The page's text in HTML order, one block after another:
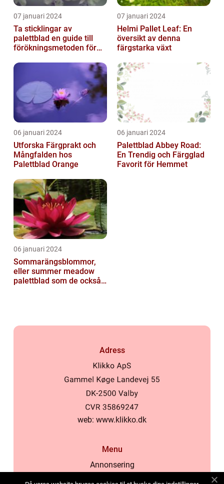
07 januari 2024
Ta sticklingar av
palettblad en guide till
förökningsmetoden för
07 januari 2024
Helmi Pallet Leaf: En
översikt av denna
färgstarka växt
06 januari 2024
Utforska Färgprakt och
Mångfalden hos
Palettblad Orange
06 januari 2024
Palettblad Abbey Road:
En Trendig och Färgglad
Favorit för Hemmet
06 januari 2024
Sommarängsblommor,
eller summer meadow
palettblad som de också
Adress
web: www.klikko.dk
Menu
Annonsering